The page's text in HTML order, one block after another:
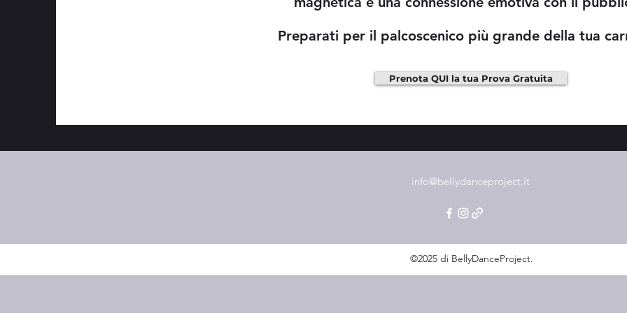
Preparati per il palcoscenico più grande della tua
Prenota QUI la tua Prova Gratuita
info@bellydanceproject.it
©2025 di BellyDanceProject.